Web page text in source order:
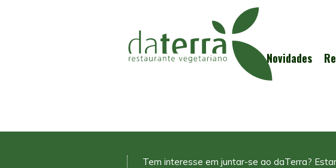
Novidades
Tem interesse em juntar-se ao daTerra?